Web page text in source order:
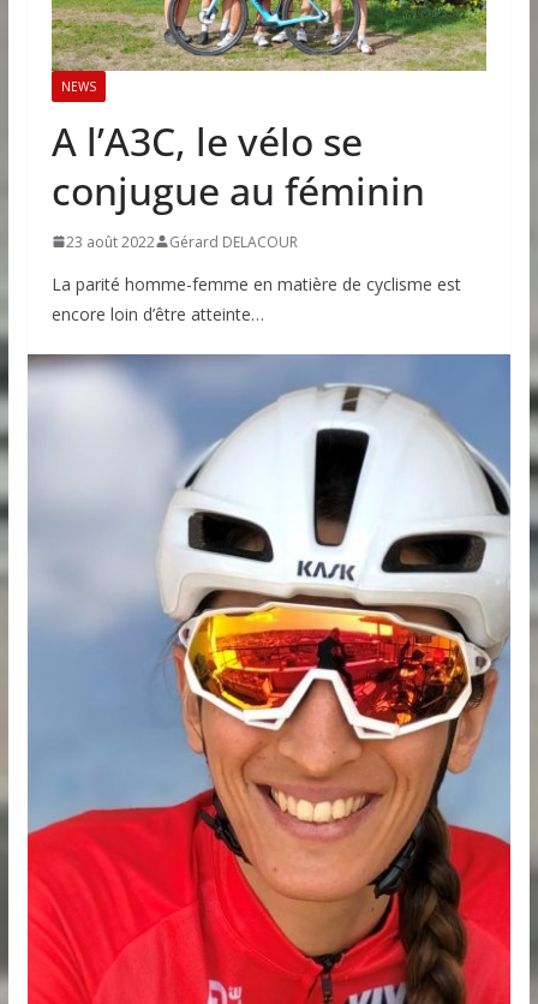
NEWS
A l’A3C, le vélo se
conjugue au féminin
23 août 2022 Gérard DELACOUR
La parité homme-femme en matière de cyclisme est
encore loin d’être atteinte…